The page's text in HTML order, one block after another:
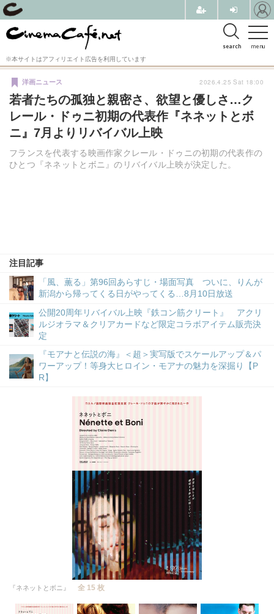
menu
search
※本サイトはアフィリエイト広告を利用しています
若者たちの孤独と親密さ、欲望と優しさ…ク
レール・ドゥニ初期の代表作『ネネットとボ
ニ』7月よりリバイバル上映
フランスを代表する映画作家クレール・ドゥニの初期の代表作の
ひとつ『ネネットとボニ』のリバイバル上映が決定した。
洋画ニュース
注目記事
「風、薫る」第96回あらすじ・場面写真 ついに、りんが
新潟から帰ってくる日がやってくる…8月10日放送
公開20周年リバイバル上映『鉄コン筋クリート』 アクリ
ルジオラマ＆クリアカードなど限定コラボアイテム販売決
定
『モアナと伝説の海』＜超＞実写版でスケールアップ＆パ
ワーアップ！等身大ヒロイン・モアナの魅力を深掘り【P
R】
2026.4.25 Sat 18:00
『ネネットとボニ』 全 15 枚